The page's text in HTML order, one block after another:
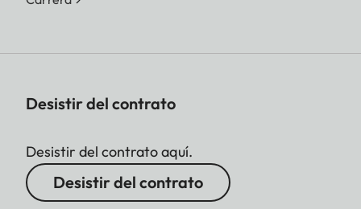
Desistir del contrato
Desistir del contrato aquí.
Desistir del contrato